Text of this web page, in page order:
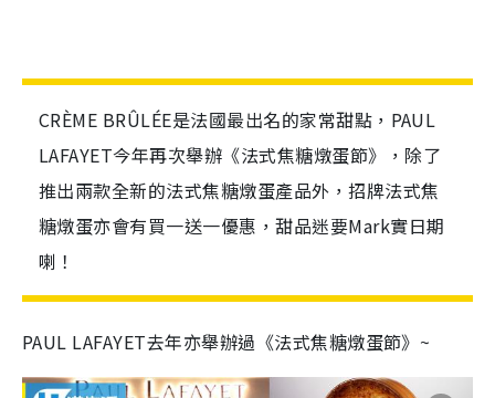
CRÈME BRÛLÉE是法國最出名的家常甜點，PAUL
LAFAYET今年再次舉辦《法式焦糖燉蛋節》，除了
推出兩款全新的法式焦糖燉蛋產品外，招牌法式焦
糖燉蛋亦會有買一送一優惠，甜品迷要Mark實日期
喇！
PAUL LAFAYET去年亦舉辦過《法式焦糖燉蛋節》~